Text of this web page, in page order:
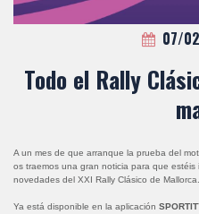
07/
Todo el Rally
A un mes de que arranque la prueba del
os traemos una gran noticia para que
novedades del XXI Rally Clásico de Mallorca.
Ya está disponible en la aplicación